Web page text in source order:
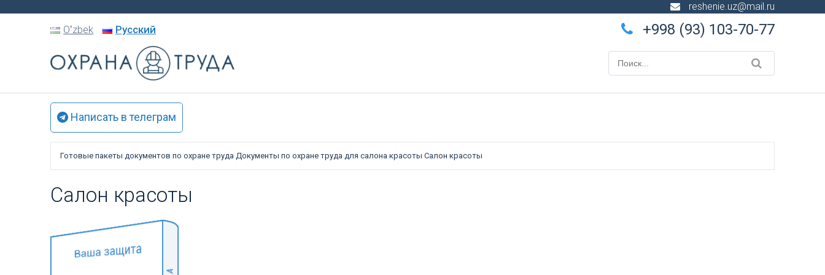
reshenie.uz@mail.ru
Oʻzbek Русский +998 (93) 103-70-77
Написать в телеграм
Готовые пакеты документов по охране труда Документы по охране труда для салона красоты Салон красоты
Салон красоты